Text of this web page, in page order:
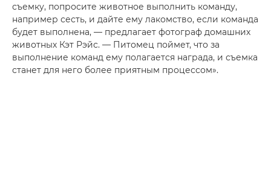
съемку, попросите животное выполнить команду,
например сесть, и дайте ему лакомство, если команда
будет выполнена, — предлагает фотограф домашних
животных Кэт Рэйс. — Питомец поймет, что за
выполнение команд ему полагается награда, и съемка
станет для него более приятным процессом».